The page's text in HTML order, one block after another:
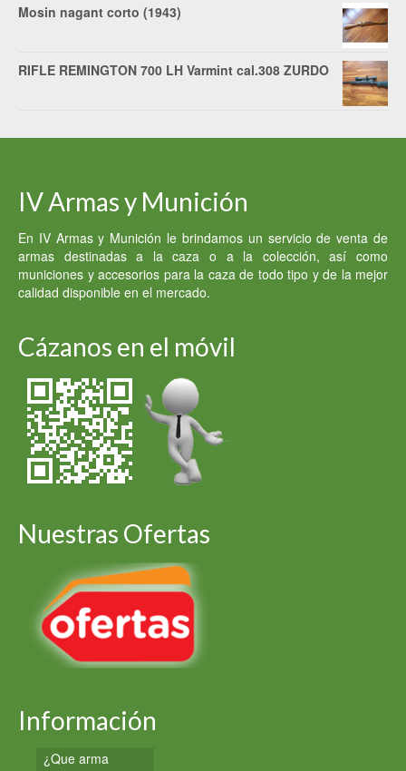
1,200.00 €.1,100.00 €.
Mosin nagant corto (1943)
RIFLE REMINGTON 700 LH Varmint cal.308 ZURDO
IV Armas y Munición
En IV Armas y Munición le brindamos un servicio de venta de
armas destinadas a la caza o a la colección, así como
municiones y accesorios para la caza de todo tipo y de la mejor
calidad disponible en el mercado.
Cázanos en el móvil
Nuestras Ofertas
Información
¿Que arma